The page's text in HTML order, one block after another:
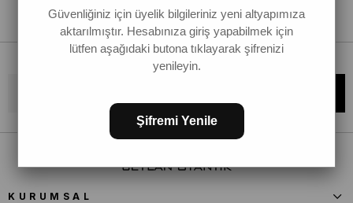
Bültene kaydolun, kampanya ve yenilikleri kaçırmayın!
KURUMSAL
Güvenliğiniz için üyelik bilgileriniz yeni altyapımıza
aktarılmıştır. Hesabınıza giriş yapabilmek için
lütfen aşağıdaki butona tıklayarak şifrenizi
yenileyin.
Şifremi Yenile